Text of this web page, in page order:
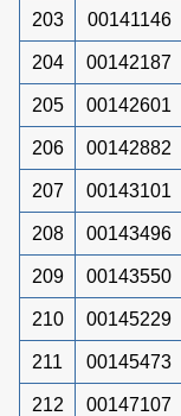
203 00141146
204 00142187
205 00142601
206 00142882
207 00143101
208 00143496
209 00143550
210 00145229
211 00145473
212 00147107